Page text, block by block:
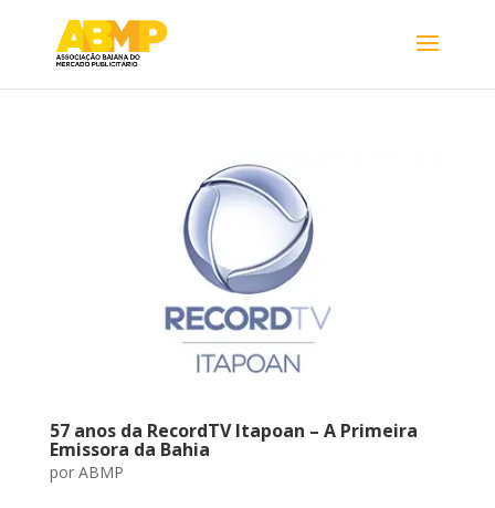
57 anos da RecordTV Itapoan – A Primeira
Emissora da Bahia
por ABMP